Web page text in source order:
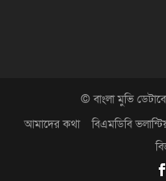
© বাংলা মুভি
আমাদের কথা
বিএমডিবি